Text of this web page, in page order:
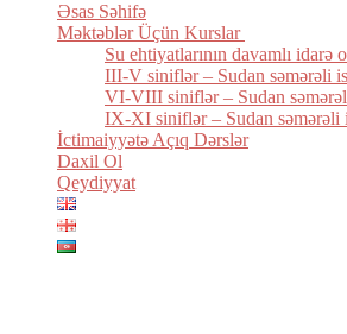
Əsas Səhifə
Məktəblər Üçün Kurslar
Su ehtiyatlarının davamlı
III-V siniflər – Sudan səmərəli
VI-VIII siniflər – Sudan
IX-XI siniflər – Sudan səmərəli
İctimaiyyətə Açıq Dərslər
Daxil Ol
Qeydiyyat